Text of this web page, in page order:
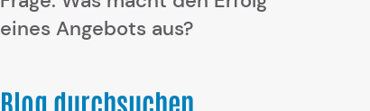
eines Angebots aus?
Blog durchsuchen